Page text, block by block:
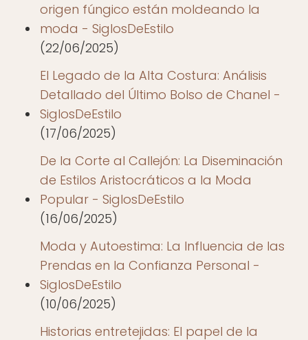
origen fúngico están moldeando la
moda - SiglosDeEstilo
(22/06/2025)
El Legado de la Alta Costura: Análisis
Detallado del Último Bolso de Chanel -
SiglosDeEstilo
(17/06/2025)
De la Corte al Callejón: La Diseminación
de Estilos Aristocráticos a la Moda
Popular - SiglosDeEstilo
(16/06/2025)
Moda y Autoestima: La Influencia de las
Prendas en la Confianza Personal -
SiglosDeEstilo
(10/06/2025)
Historias entretejidas: El papel de la